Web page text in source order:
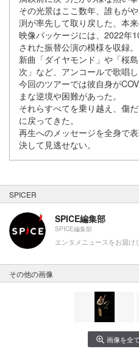
その光景はここ数年、誰もが
渕が率先して取り戻した、本
映像パッケージには、2022年
された振替公演の模様を収録。
新曲「ダイヤモンド」や「桜
次」など、アンコールで歌唱し
今回のツアーでは彼自身が
まな逆境や困難があった。
それらすべてを乗り越え、傷
に戻ってきた。
再生へのメッセージを全身で
決して見逃せない。
SPICER
SPICE編集部
SPICE編集部
エンタメニュースをお届け
その他の画像
画像を全